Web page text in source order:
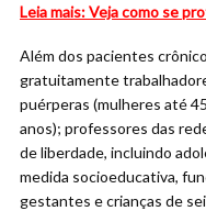
Leia mais: Veja como se
Além dos pacientes
gratuitamente
puérperas (mulheres até
anos); professores das
de liberdade, incluindo
medida socioeducativa,
gestantes e crianças de